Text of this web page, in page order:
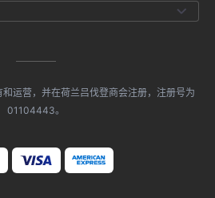
运营，并在荷兰吕伐登商会注册，注册号为
01104443。